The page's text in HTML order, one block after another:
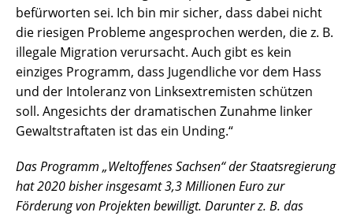
befürworten sei. Ich bin mir sicher, dass dabei nicht
die riesigen Probleme angesprochen werden, die z. B.
illegale Migration verursacht. Auch gibt es kein
einziges Programm, dass Jugendliche vor dem Hass
und der Intoleranz von Linksextremisten schützen
soll. Angesichts der dramatischen Zunahme linker
Gewaltstraftaten ist das ein Unding.“
Das Programm „Weltoffenes Sachsen“ der Staatsregierung
hat 2020 bisher insgesamt 3,3 Millionen Euro zur
Förderung von Projekten bewilligt. Darunter z. B. das